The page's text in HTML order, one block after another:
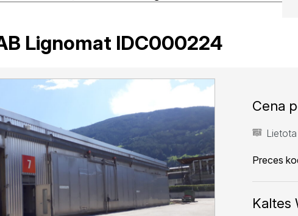
Lignomat IDC000224
Cena
Lietota
Preces
Kaltes